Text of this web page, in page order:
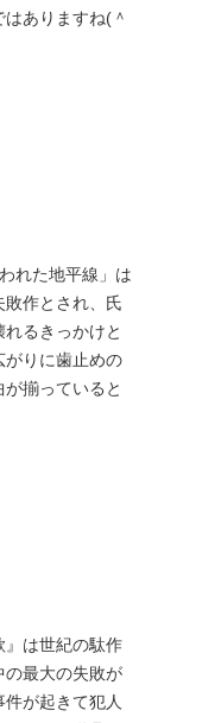
ありますね(＾
れた地平線」は
作とされ、氏
るきっかけと
がりに歯止めの
揃っていると
』は世紀の駄作
の最大の失敗が
が起きて犯人